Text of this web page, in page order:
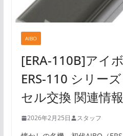
AIBO
[ERA-110B]アイ
ERS-110 シリー
セル交換 関連情報
2026年2月25日 スタッフ